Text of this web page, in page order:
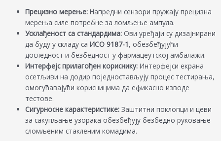
Прецизно мерење: Напредни сензори пружају прецизна
мерења силе потребне за ломљење ампула.
Усклађеност са стандардима: Ови уређаји су дизајнирани
да буду у складу саИСО 9187-1, обезбеђујући
доследност и безбедност у фармацеутској амбалажи.
Интерфејс прилагођен кориснику: Интерфејси екрана
осетљиви на додир поједностављују процес тестирања,
омогућавајући корисницима да ефикасно изводе
тестове.
Сигурносне карактеристике: Заштитни поклопци и цеви
за сакупљање узорака обезбеђују безбедно руковање
сломљеним стакленим комадима.